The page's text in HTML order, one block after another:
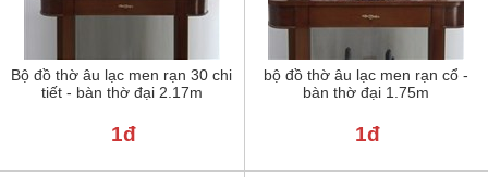
Bộ đồ thờ âu lạc men rạn 30 chi
tiết - bàn thờ đại 2.17m
1đ
bộ đồ thờ âu lạc men rạn cổ -
bàn thờ đại 1.75m
1đ